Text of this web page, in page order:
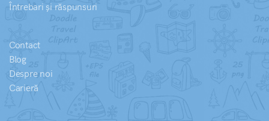
Întrebari și răspunsuri
Contact
Blog
Despre noi
Carieră